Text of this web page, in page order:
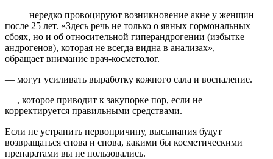
— — нередко провоцируют возникновение акне у женщин
после 25 лет. «Здесь речь не только о явных гормональных
сбоях, но и об относительной гиперандрогении (избытке
андрогенов), которая не всегда видна в анализах», —
обращает внимание врач-косметолог.
— могут усиливать выработку кожного сала и воспаление.
— , которое приводит к закупорке пор, если не
корректируется правильными средствами.
Если не устранить первопричину, высыпания будут
возвращаться снова и снова, какими бы косметическими
препаратами вы не пользовались.